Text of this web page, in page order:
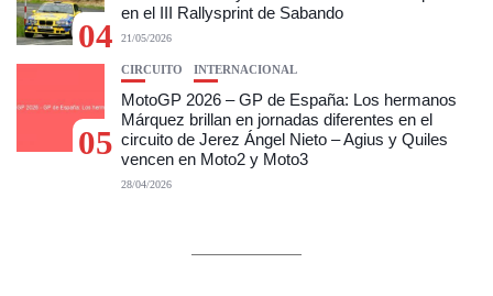
04
en el III Rallysprint de Sabando
21/05/2026
05
CIRCUITO INTERNACIONAL
MotoGP 2026 – GP de España: Los hermanos
Márquez brillan en jornadas diferentes en el
circuito de Jerez Ángel Nieto – Agius y Quiles
vencen en Moto2 y Moto3
28/04/2026